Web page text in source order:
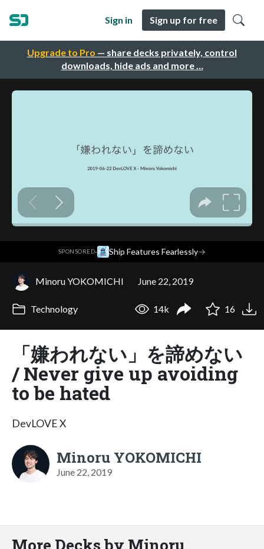
Upgrade to Pro — share decks privately, control
downloads, hide ads and more …
Sign in Sign up for free
SPONSORED· Ship Features Fearlessly→
Minoru YOKOMICHI June 22, 2019
Technology 14k 16
「嫌われない」を諦めない
/ Never give up avoiding
to be hated
DevLOVE X
Minoru YOKOMICHI
June 22, 2019
More Decks by Minoru